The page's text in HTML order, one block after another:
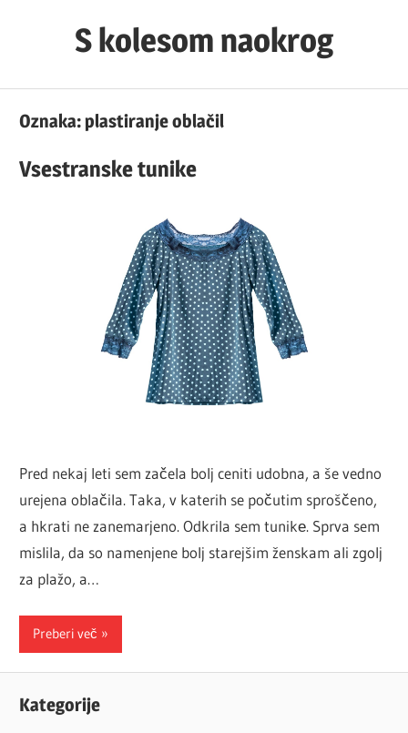
S kolesom naokrog
Oznaka:plastiranje oblačil
Vsestranske tunike
Pred nekaj leti sem začela bolj ceniti udobna, a še vedno
urejena oblačila. Taka, v katerih se počutim sproščeno,
a hkrati ne zanemarjeno. Odkrila sem tunikе. Sprva sem
mislila, da so namenjene bolj starejšim ženskam ali zgolj
za plažo, a…
Preberi več
Kategorije